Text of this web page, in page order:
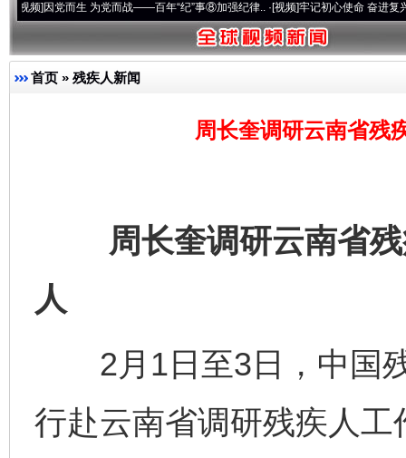
党而生 为党而战——百年“纪”事⑧加强纪律..·[视频]牢记初心使命 奋进复兴征程丨“
首页 » 残疾人新闻
周长奎调研云南省残
周长奎调研云南省残
人
2月1日至3日，中国残
行赴云南省调研残疾人